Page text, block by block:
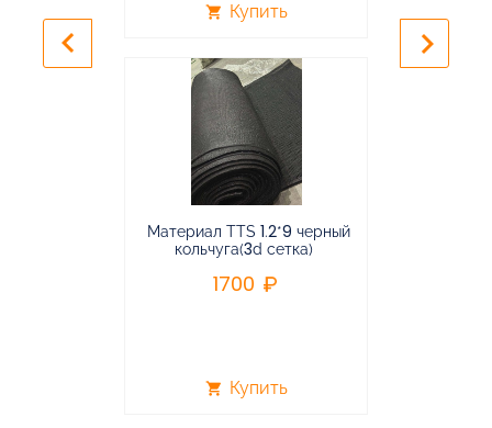
shopping_cart Купить
Материал TTS 1.2*9 черный
кольчуга(3d сетка)
1700
shopping_cart Купить
keyboard_arrow_left keyboard_arrow_right